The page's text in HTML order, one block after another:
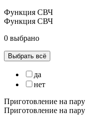
Функция СВЧ
Функция СВЧ
0 выбрано
Выбрать всё
да
нет
Приготовление на пару
Приготовление на пару